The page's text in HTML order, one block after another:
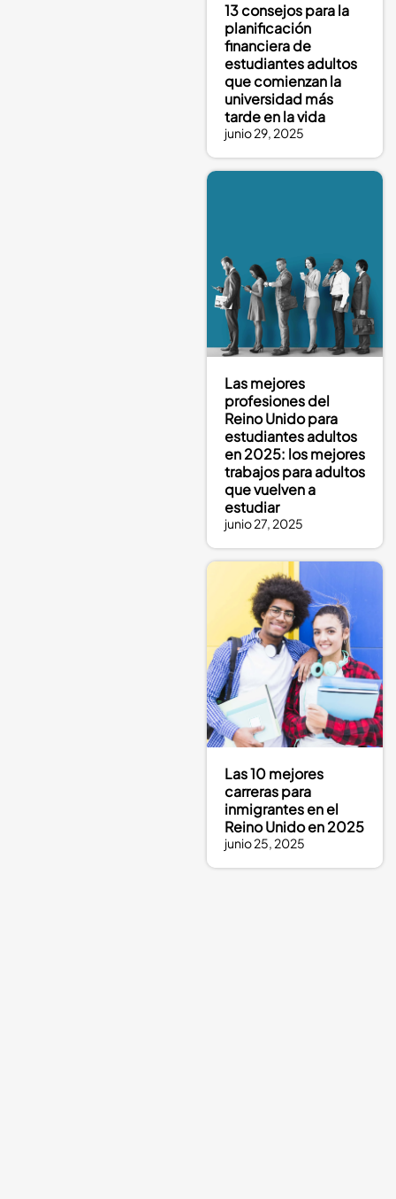
13 consejos para la
planificación
financiera de
estudiantes adultos
que comienzan la
universidad más
tarde en la vida
junio 29, 2025
Las mejores
profesiones del
Reino Unido para
estudiantes adultos
en 2025: los mejores
trabajos para adultos
que vuelven a
estudiar
junio 27, 2025
Las 10 mejores
carreras para
inmigrantes en el
Reino Unido en 2025
junio 25, 2025